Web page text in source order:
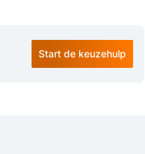
Start de keuzehulp